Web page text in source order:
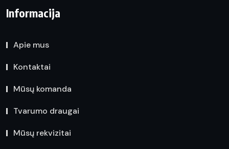
Informacija
Apie mus
Kontaktai
Mūsų komanda
Tvarumo draugai
Mūsų rekvizitai